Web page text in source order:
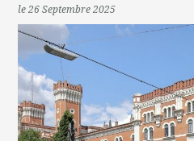
le 26 Septembre 2025